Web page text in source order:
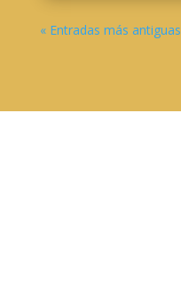
« Entradas más antiguas